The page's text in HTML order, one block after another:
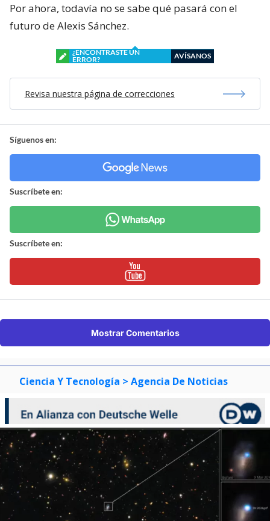
Por ahora, todavía no se sabe qué pasará con el
futuro de Alexis Sánchez.
¿ENCONTRASTE UN
ERROR?
AVÍSANOS
Revisa nuestra página de correcciones
Síguenos en:
Suscríbete en:
Suscríbete en:
Mostrar Comentarios
Ciencia Y Tecnología > Agencia De Noticias